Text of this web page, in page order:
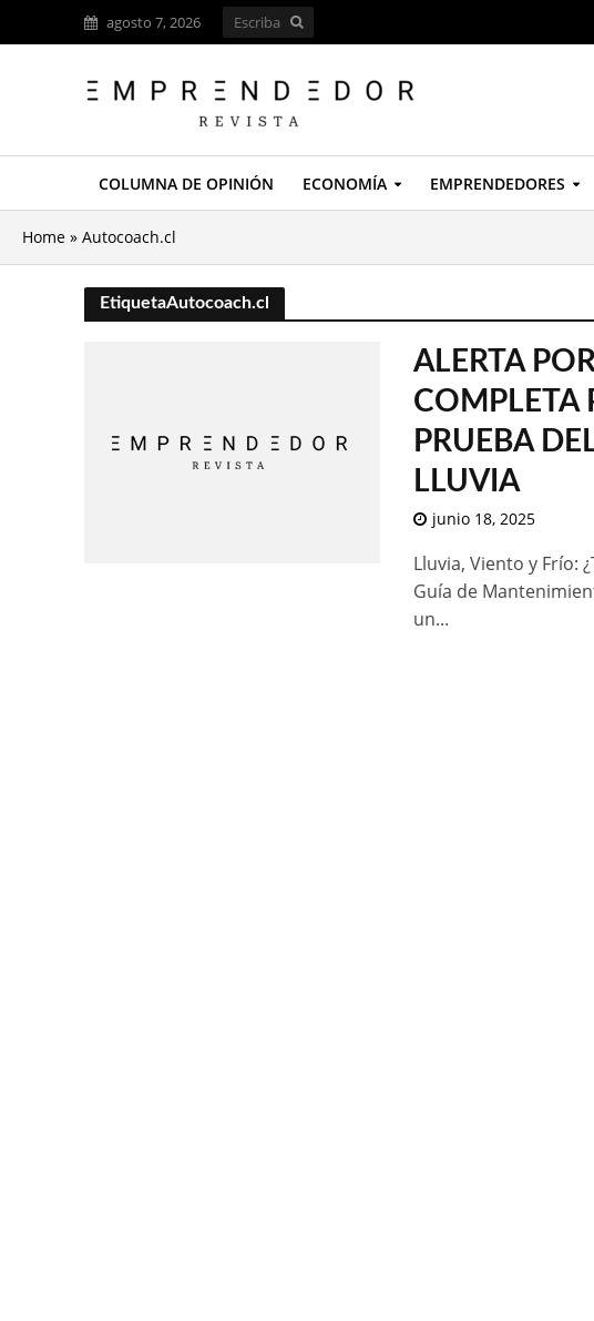
agosto 7, 2026
COLUMNA DE OPINIÓN ECONOMÍA EMPRENDEDORES
Home » Autocoach.cl
EtiquetaAutocoach.cl
ALERTA
COMPLETA
PRUEBA
LLUVIA
junio 18, 2025
Lluvia, Viento y Frío:
Guía de
un...